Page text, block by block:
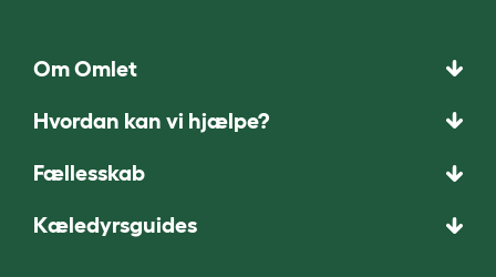
Om Omlet
Hvordan kan vi hjælpe?
Fællesskab
Kæledyrsguides